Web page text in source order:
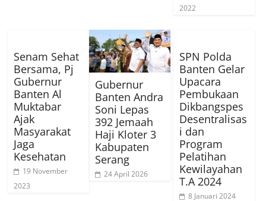
2022
Senam Sehat
Bersama, Pj
Gubernur
Banten Al
Muktabar
Ajak
Masyarakat
Jaga
Kesehatan
19 November
2023
Gubernur
Banten Andra
Soni Lepas
392 Jemaah
Haji Kloter 3
Kabupaten
Serang
24 April 2026
SPN Polda
Banten Gelar
Upacara
Pembukaan
Dikbangspes
Desentralisas
i dan
Program
Pelatihan
Kewilayahan
T.A 2024
8 Januari 2024